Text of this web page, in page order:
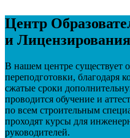
Центр
и
В нашем центре существует
переподготовки, благодаря
сжатые сроки
проводится обучение и
по всем строительным
проходят курсы для
руководителей.